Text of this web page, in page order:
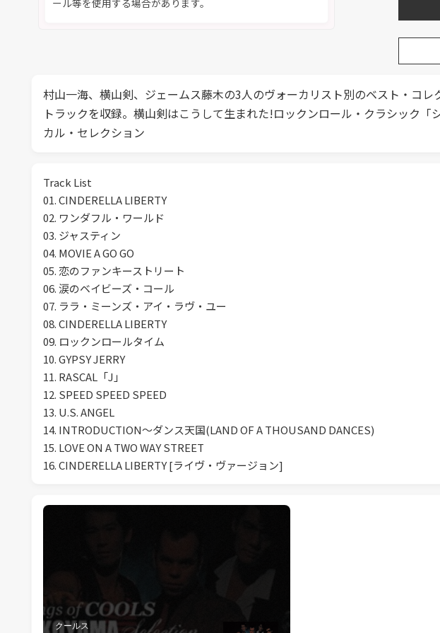
ール等を使用する場合があります。
村山一海、横山剣、ジェームス藤木の3人のヴォーカリスト別のベスト・コ
トラックを収録。横山剣はこうして生まれた!ロックンロール・クラシック
カル・セレクション
Track List
01. CINDERELLA LIBERTY
02. ワンダフル・ワールド
03. ジャスティン
04. MOVIE A GO GO
05. 恋のファンキーストリート
06. 涙のベイビーズ・コール
07. ララ・ミーンズ・アイ・ラヴ・ユー
08. CINDERELLA LIBERTY
09. ロックンロールタイム
10. GYPSY JERRY
11. RASCAL「J」
12. SPEED SPEED SPEED
13. U.S. ANGEL
14. INTRODUCTION～ダンス天国(LAND OF A THOUSAND DANCES)
15. LOVE ON A TWO WAY STREET
16. CINDERELLA LIBERTY [ライヴ・ヴァージョン]